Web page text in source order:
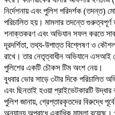
নির্দেশনায় এবং পুলিশ পরিদর্শক (তদন্ত)
পরিচালিত হয়। মামলার তদন্তে
শনাক্তকরণ এবং অভিযান সফল করতে সাব-
দূরদর্শিতা, তথ্য-উপাত্ত বিশ্লেষণ ও
রাখে। তার নেতৃত্বাধীন অভিযানে
পুলিশের একটি চৌকস টিম অংশ নেয়।
বুধবার ভোর সাড়ে ৩টার দিকে পরিচালিত
এবং ছিনতাই হওয়া প্রাইভেটকারটি উদ্ধার
পুলিশ জানায়, গ্রেপ্তারকৃতদের বিরুদ্ধে